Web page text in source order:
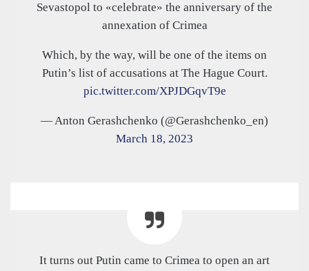
Sevastopol to «celebrate» the anniversary of the
annexation of Crimea
Which, by the way, will be one of the items on
Putin’s list of accusations at The Hague Court.
pic.twitter.com/XPJDGqvT9e
— Anton Gerashchenko (@Gerashchenko_en)
March 18, 2023
It turns out Putin came to Crimea to open an art